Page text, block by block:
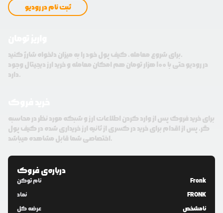
ثبت نام در رودیو
برای شروع معامله، کیف پول خود را به میزان دلخواه شارژ کنید.
در رودیو حتی با 100 هزار تومان هم امکان معامله و خرید ارز دیجیتال وجود
دارد.
برای خرید فروک پس از وارد کردن اطلاعات ارز و شبکه مورد نظر در محاسبه
گر، پس از اقدام برای خرید در کسری از ثانیه ارز خریداری شده در کیف پول
اختصاصی شما قابل مشاهده میباشد.
درباره‌یفروک
نام توکن
Fronk
نماد
FRONK
عرضه کل
نامشخص